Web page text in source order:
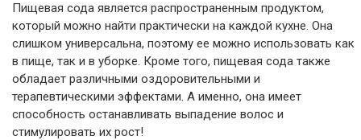
Пищевая сода является распространенным продуктом,
который можно найти практически на каждой кухне. Она
слишком универсальна, поэтому ее можно использовать как
в пище, так и в уборке. Кроме того, пищевая сода также
обладает различными оздоровительными и
терапевтическими эффектами. А именно, она имеет
способность останавливать выпадение волос и
стимулировать их рост!